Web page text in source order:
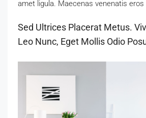
amet ligula. Maecenas venenatis
Sed Ultrices Placerat Metus.
Leo Nunc, Eget Mollis Odio